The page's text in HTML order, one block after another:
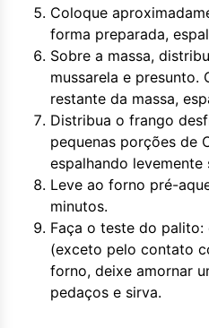
Coloque
forma preparada,
Sobre a massa,
mussarela e presunto.
restante da massa,
Distribua o frango
pequenas porções de
espalhando levemente
Leve ao forno pré-
minutos.
Faça o teste do palito:
(exceto pelo contato
forno, deixe amornar
pedaços e sirva.